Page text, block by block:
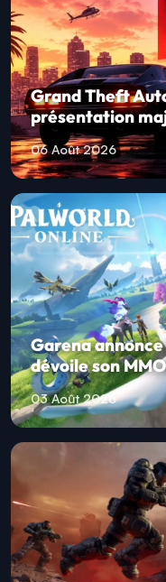
Grand Theft
présentation
06 Août 2026
Garena
dévoile son
03 Août 2026